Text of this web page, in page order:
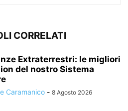
CORRELATI
Extraterrestri: le migliori
del nostro Sistema
Caramanico - 8 Agosto 2026